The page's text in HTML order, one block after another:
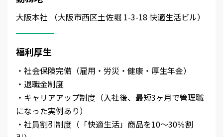
大阪本社 （大阪市西区土佐堀 1-3-18 快適生活ビル）
福利厚生
・社会保険完備（雇用・労災・健康・厚生年金）
・退職金制度
・キャリアアップ制度（入社後、最短3ヶ月で管理職
になった実例あり）
・社員割引制度（「快適生活」商品を10～30％割